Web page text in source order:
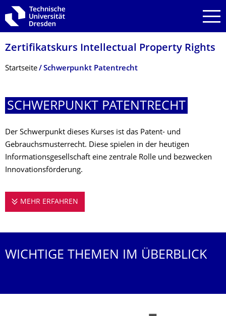
Zur Hauptnavigation springen
Zur Suche springen
Zum Inhalt springen
Zertifikatskurs Intellectual Property Rights
Breadcrumb-Menü
Startseite Schwerpunkt Patentrecht
SCHWERPUNKT PATENTRECHT
Der Schwerpunkt dieses Kurses ist das Patent- und
Gebrauchsmusterrecht. Diese spielen in der heutigen
Informationsgesellschaft eine zentrale Rolle und bezwecken
Innovationsförderung.
MEHR ERFAHREN
WICHTIGE THEMEN IM ÜBERBLICK